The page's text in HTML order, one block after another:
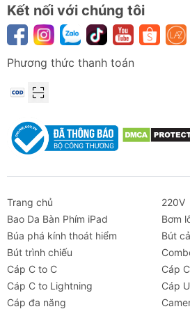
Kết nối với chúng tôi
Phương thức thanh toán
Trang chủ
220V
Bao Da Bàn Phím iPad
Bơm
Búa phá kính thoát hiểm
Bút
Bút trình chiếu
Cáp C to C
Cáp
Cáp C to Lightning
Cáp
Cáp đa năng